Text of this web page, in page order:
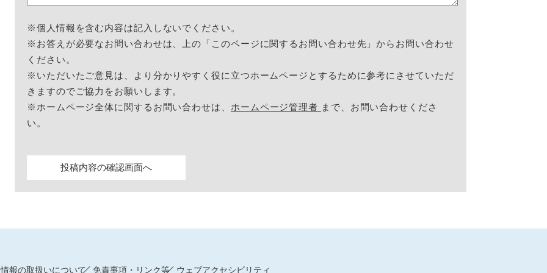
※個人情報を含む内容は記入しないでください。
※お答えが必要なお問い合わせは、上の「このページに関するお問い合わせ先」からお問い合わせ
ください。
※いただいたご意見は、より分かりやすく役に立つホームページとするために参考にさせていただ
きますのでご協力をお願いします。
※ホームページ全体に関するお問い合わせは、 ホームページ管理者 まで、お問い合わせくださ
い。
報の取扱いについて 免責事項・リンク等 ウェブアクセシビリティ